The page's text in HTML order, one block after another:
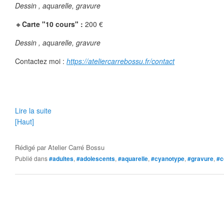
Dessin , aquarelle, gravure
🔸Carte "10 cours" : 200 €
Dessin , aquarelle, gravure
Contactez moi : https://ateliercarrebossu.fr/contact
Lire la suite
[Haut]
Rédigé parAtelier Carré Bossu
Publié dans#adultes, #adolescents, #aquarelle, #cyanotype, #gravure,